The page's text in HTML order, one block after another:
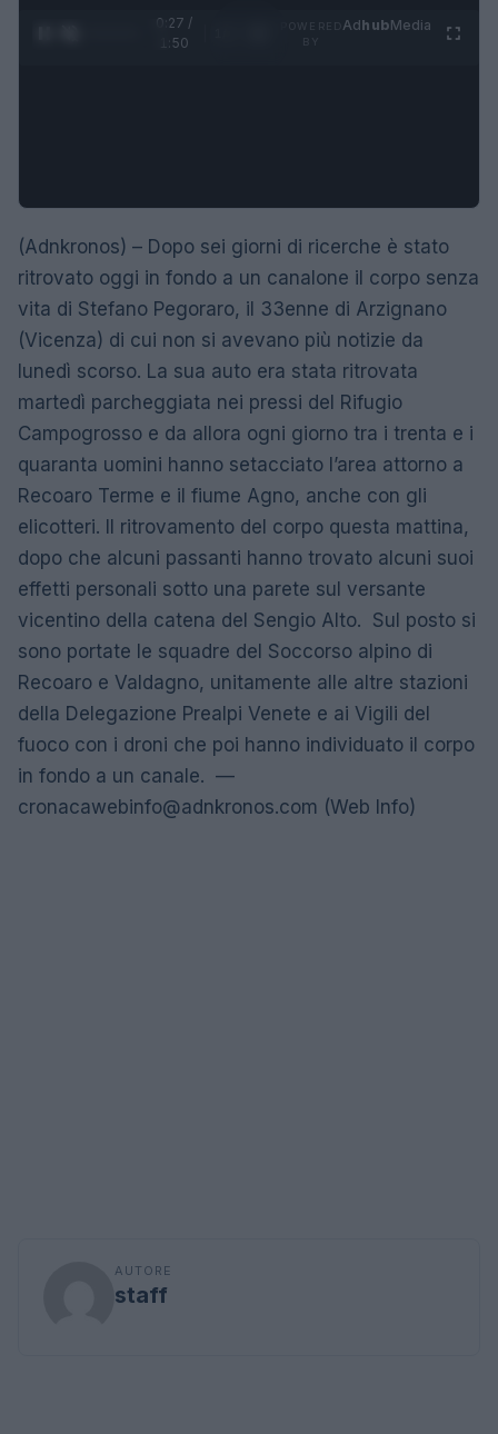
0:28 /
1:50
AdhubMedia
(Adnkronos) – Dopo sei giorni di ricerche è stato
ritrovato oggi in fondo a un canalone il corpo senza
vita di Stefano Pegoraro, il 33enne di Arzignano
(Vicenza) di cui non si avevano più notizie da
lunedì scorso. La sua auto era stata ritrovata
martedì parcheggiata nei pressi del Rifugio
Campogrosso e da allora ogni giorno tra i trenta e i
quaranta uomini hanno setacciato l’area attorno a
Recoaro Terme e il fiume Agno, anche con gli
elicotteri. Il ritrovamento del corpo questa mattina,
dopo che alcuni passanti hanno trovato alcuni suoi
effetti personali sotto una parete sul versante
vicentino della catena del Sengio Alto. Sul posto si
sono portate le squadre del Soccorso alpino di
Recoaro e Valdagno, unitamente alle altre stazioni
della Delegazione Prealpi Venete e ai Vigili del
fuoco con i droni che poi hanno individuato il corpo
in fondo a un canale. —
cronacawebinfo@adnkronos.com (Web Info)
AUTORE
staff